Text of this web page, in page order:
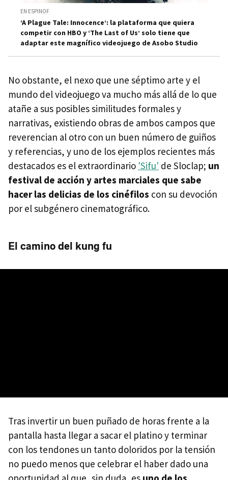
EN ESPINOF
‘A Plague Tale: Innocence’: la plataforma que quiera
competir con HBO y ‘The Last of Us’ solo tiene que
adaptar este magnífico videojuego de Asobo Studio
No obstante, el nexo que une séptimo arte y el
mundo del videojuego va mucho más allá de lo que
atañe a sus posibles similitudes formales y
narrativas, existiendo obras de ambos campos que
reverencian al otro con un buen número de guiños
y referencias, y uno de los ejemplos recientes más
destacados es el extraordinario 'Sifu' de Sloclap; un
festival de acción y artes marciales que sabe
hacer las delicias de los cinéfilos con su devoción
por el subgénero cinematográfico.
El camino del kung fu
Tras invertir un buen puñado de horas frente a la
pantalla hasta llegar a sacar el platino y terminar
con los tendones un tanto doloridos por la tensión
no puedo menos que celebrar el haber dado una